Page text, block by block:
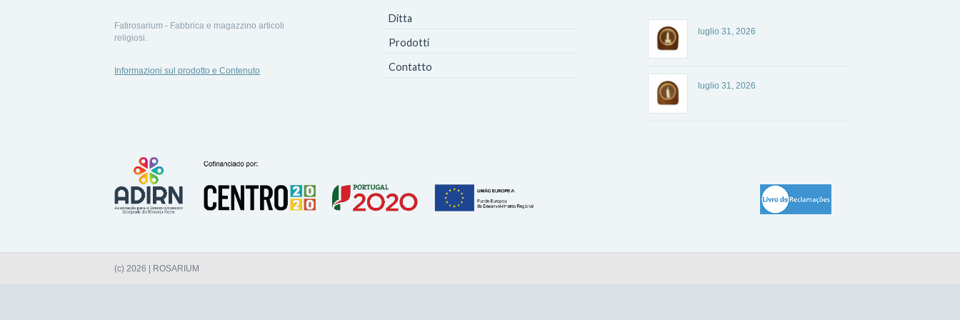
Fatirosarium - Fabbrica e magazzino articoli
religiosi.
Informazioni sul prodotto e Contenuto
Ditta
Prodotti
Contatto
luglio 31, 2026
luglio 31, 2026
(c) 2026 | ROSARIUM